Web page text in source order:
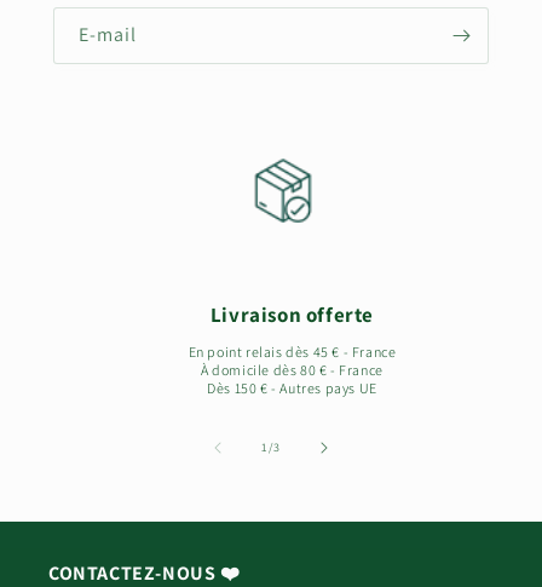
E-mail
Livraison offerte
En point relais dès 45 € - France
À domicile dès 80 € - France
Dès 150 € - Autres pays UE
1/de
3
CONTACTEZ-NOUS ❤️